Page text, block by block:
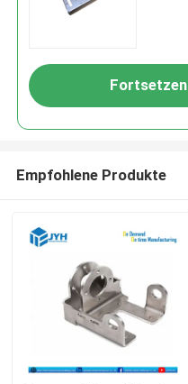
Fortsetzen
Empfohlene Produkte